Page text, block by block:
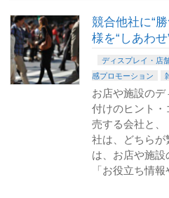
競合他社に“
様を“しあわ
ディスプレイ・店
感プロモーション
お店や施設のデ
付けのヒント
売する会社と、
社は、どちら
は、お店や施
「お役立ち情